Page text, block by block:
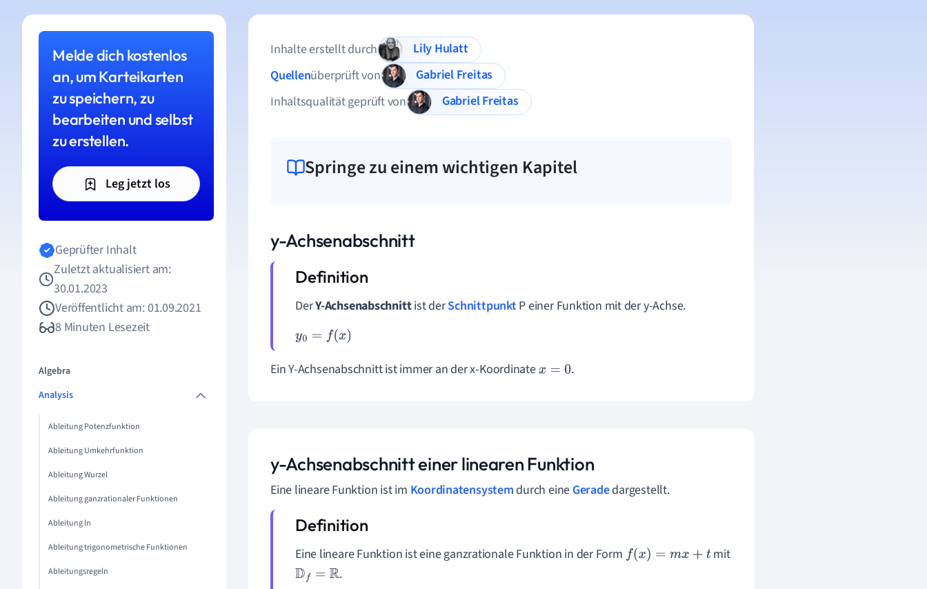
Melde dich kostenlos
an, um Karteikarten
zu speichern, zu
bearbeiten und selbst
zu erstellen.
Leg jetzt los
Geprüfter Inhalt
Zuletzt aktualisiert am:
30.01.2023
Veröffentlicht am: 01.09.2021
8 Minuten Lesezeit
Algebra
Analysis
Ableitung Potenzfunktion
Ableitung Umkehrfunktion
Ableitung Wurzel
Ableitung ganzrationaler Funktionen
Ableitung ln
Ableitung trigonometrische Funktionen
Ableitungsregeln
Inhalte erstellt durch
Lily Hulatt
Quellenüberprüft von
Gabriel Freitas
Inhaltsqualität geprüft von
Gabriel Freitas
Springe zu einem wichtigen Kapitel
y-Achsenabschnitt
DerY-Achsenabschnittist derSchnittpunktP einer Funktion mit der y-Achse.
y0=f(x )
Ein Y-Achsenabschnitt ist immer an der x-Koordinatex= 0 .
y-Achsenabschnitt einer linearen Funktion
Eine lineareFunktion ist im Koordinatensystemdurch eine Geradedargestellt.
Eine lineareFunktion ist eine ganzrationaleFunktion in der Form f(x)=mx+ t
mit
Df= ℝ
.